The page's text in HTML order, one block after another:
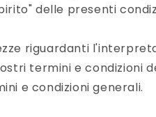
delle presenti
riguardanti
termini e condizioni
e condizioni generali.